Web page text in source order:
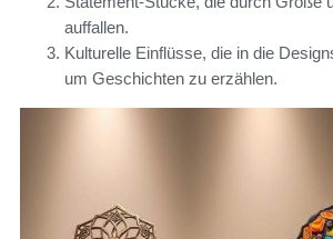
auffallen.
Kulturelle Einflüsse, die in die
um Geschichten zu erzählen.